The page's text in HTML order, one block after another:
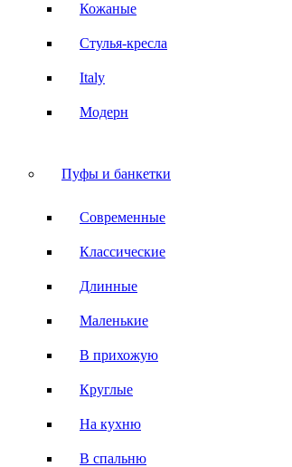
Кожаные
Стулья-кресла
Italy
Модерн
Пуфы и банкетки
Современные
Классические
Длинные
Маленькие
В прихожую
Круглые
На кухню
В спальню